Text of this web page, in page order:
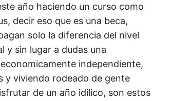
año haciendo un curso como
decir eso que es una beca,
solo la diferencia del nivel
y sin lugar a dudas una
independiente,
y viviendo rodeado de gente
de un año idilico, son estos